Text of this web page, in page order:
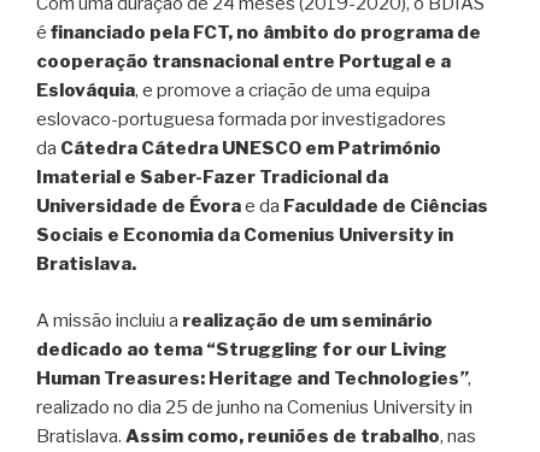
é financiado pela FCT, no âmbito do programa de
cooperação transnacional entre Portugal e a
Eslováquia, e promove a criação de uma equipa
eslovaco-portuguesa formada por investigadores
da Cátedra Cátedra UNESCO em Património
Imaterial e Saber-Fazer Tradicional da
Universidade de Évorae da Faculdade de Ciências
Sociais e Economia da Comenius University in
Bratislava.
A missão incluiu a realização de um seminário
dedicado ao tema “Struggling for our Living
Human Treasures: Heritage and Technologies”,
realizado no dia 25 de junho na Comenius University in
Bratislava. Assim como, reuniões de trabalho, nas